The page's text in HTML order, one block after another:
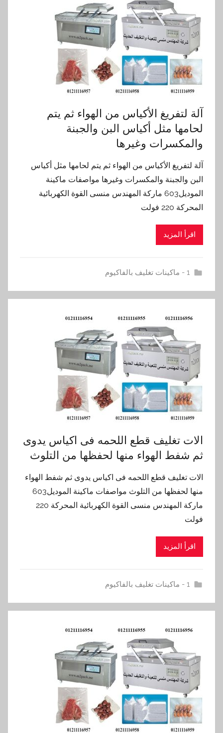
آلة لتفريغ الأكياس من الهواء ثم يتم
لحامها مثل أكياس البن والجبنة
والمكسرات وغيرها
آلة لتفريغ الأكياس من الهواء ثم يتم لحامها مثل أكياس
البن والجبنة والمكسرات وغيرها مواصفات ماكينة
الموديل603 ماركة المهندس منسى القوة الكهربائية
المحركة 220 فولت
اقرأ المزيد
1 - ماكينات تغليف بالفاكيوم
الات تغليف قطع اللحمه فى اكياس يدوى
ثم شفط الهواء منها لحفظها من التلوث
الات تغليف قطع اللحمه فى اكياس يدوى ثم شفط الهواء
منها لحفظها من التلوث مواصفات ماكينة الموديل603
ماركة المهندس منسى القوة الكهربائية المحركة 220
فولت
اقرأ المزيد
1 - ماكينات تغليف بالفاكيوم